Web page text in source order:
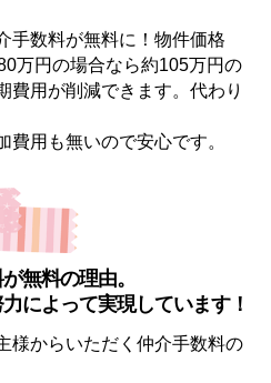
手数料が無料に！物件価格
万円の場合なら約105万円の
費用が削減できます。代わり
費用も無いので安心です。
無料の理由。
によって実現しています！
様からいただく仲介手数料の